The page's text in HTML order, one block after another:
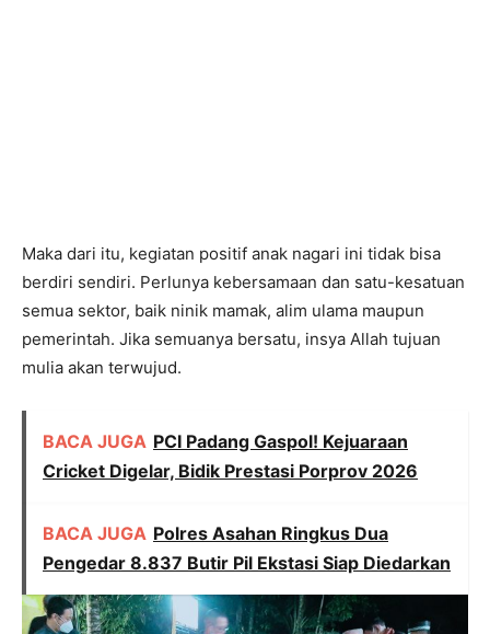
Maka dari itu, kegiatan positif anak nagari ini tidak bisa
berdiri sendiri. Perlunya kebersamaan dan satu-kesatuan
semua sektor, baik ninik mamak, alim ulama maupun
pemerintah. Jika semuanya bersatu, insya Allah tujuan
mulia akan terwujud.
BACA JUGA PCI Padang Gaspol! Kejuaraan
Cricket Digelar, Bidik Prestasi Porprov 2026
BACA JUGA Polres Asahan Ringkus Dua
Pengedar 8.837 Butir Pil Ekstasi Siap Diedarkan